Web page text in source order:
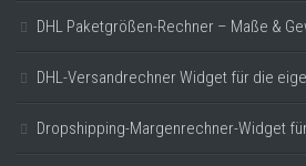
DHL Paketgrößen-Rechner – Maße &
DHL-Versandrechner Widget für die
Dropshipping-Margenrechner-Widget